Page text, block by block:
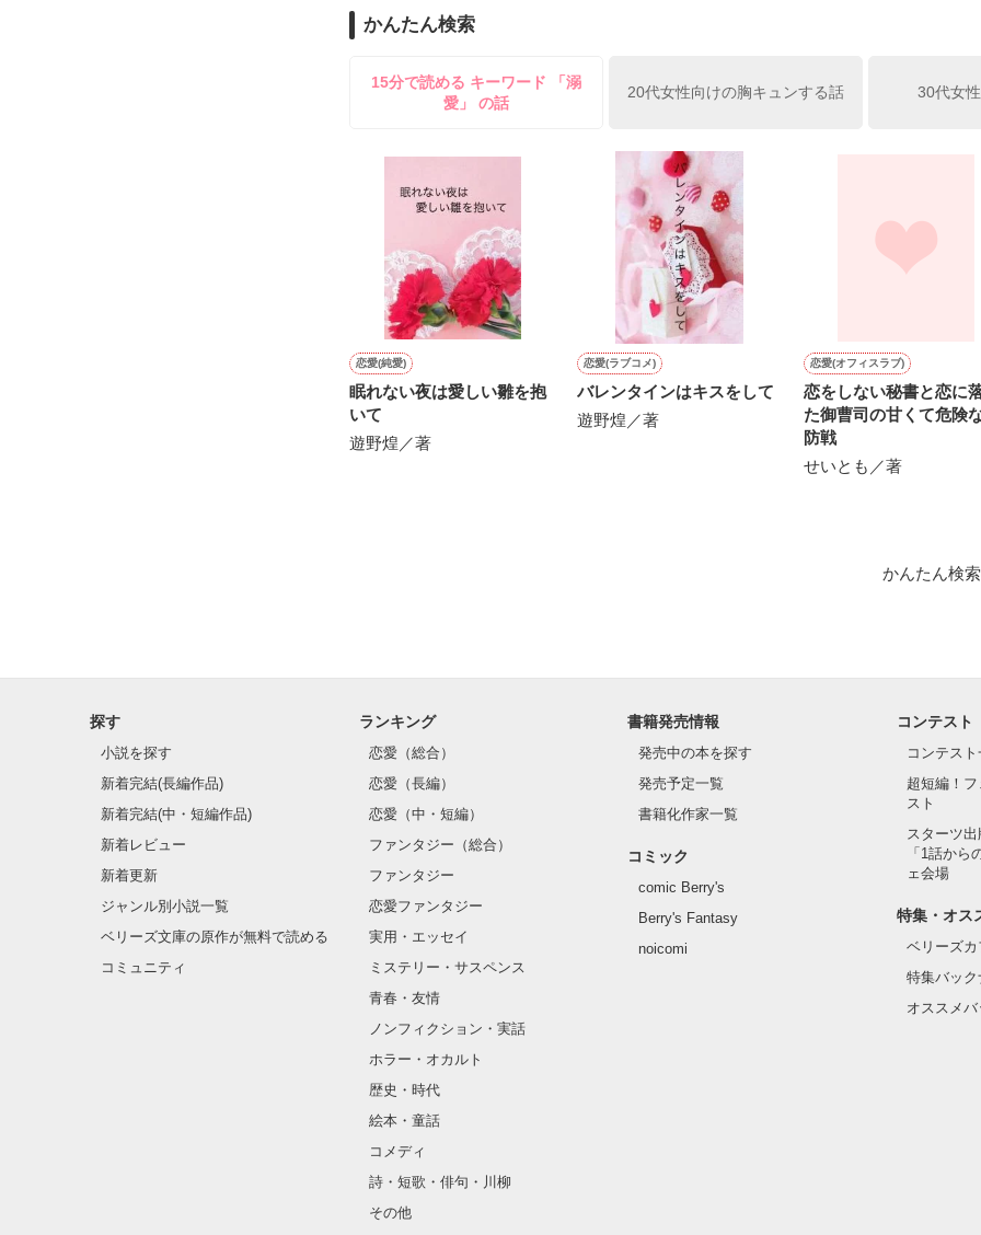
作品を読む
雪瀬鷹哉（29）が『──俺と結婚してくれないか』といきなりプロポーズをしてきた上
鷹哉『宜しくな、俺の雛子』🦅
雛子『俺の……ひぃ、雛子？！！！』🐥
シゴデキで冷徹な上司が見せる素顔は、なぜか想像以上に甘くて……🐥💓🦅
※表紙も作中使用の画像も全てフリー素材です。
※執筆期間2026.6.3〜7.20完結です。
※他サイトさんにて恋愛トレンド1位でした〜良かったら読んで頂けると嬉しいです。
作品を読む
かんたん検索
15分で読める キーワード 「溺
愛」 の話
20代女性向けの胸キュンする話 30代女
恋愛(純愛)
眠れない夜は愛しい雛を抱
いて
遊野煌／著
恋愛(ラブコメ)
バレンタインはキスをして
遊野煌／著
恋愛(オフィスラブ)
恋をしない秘書と恋に
た御曹司の甘くて危険
防戦
せいとも／著
かんたん検
探す
小説を探す
新着完結(長編作品)
新着完結(中・短編作品)
新着レビュー
新着更新
ジャンル別小説一覧
ベリーズ文庫の原作が無料で読める
コミュニティ
ランキング
恋愛（総合）
恋愛（長編）
恋愛（中・短編）
ファンタジー（総合）
ファンタジー
恋愛ファンタジー
実用・エッセイ
ミステリー・サスペンス
青春・友情
ノンフィクション・実話
ホラー・オカルト
歴史・時代
絵本・童話
コメディ
詩・短歌・俳句・川柳
その他
書籍発売情報
発売中の本を探す
発売予定一覧
書籍化作家一覧
コミック
comic Berry's
Berry's Fantasy
noicomi
コンテスト
コンテスト
超短編！
スト
スターツ
「1話から
ェ会場
特集・オス
ベリーズ
特集バック
オススメ